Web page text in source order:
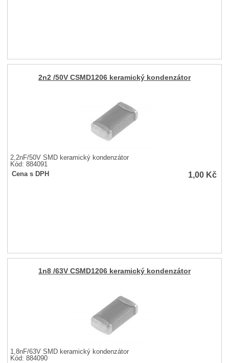
2n2 /50V CSMD1206 keramický kondenzátor
2,2nF/50V SMD keramický kondenzátor
Kód: 884091
Cena s DPH
1,00 Kč
1n8 /63V CSMD1206 keramický kondenzátor
1,8nF/63V SMD keramický kondenzátor
Kód: 884090